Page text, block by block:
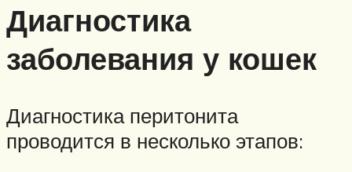
Диагностика
заболевания у кошек
Диагностика перитонита
проводится в несколько этапов: